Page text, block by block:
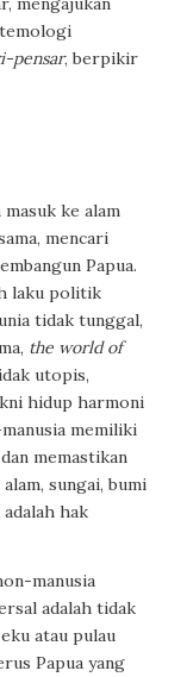
pensar, berpikir
ke alam
mencari
Papua.
laku politik
tidak tunggal,
the world of
utopis,
hidup harmoni
memiliki
memastikan
sungai, bumi
hak
manusia
adalah tidak
atau pulau
Papua yang